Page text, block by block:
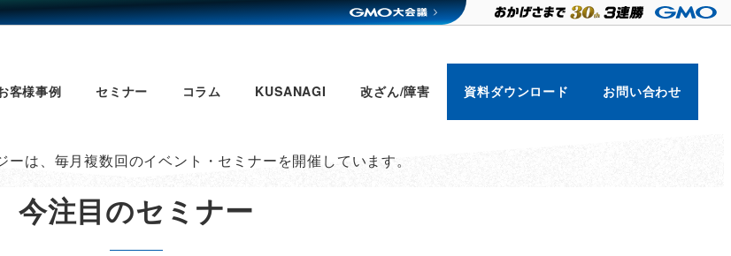
客様事例 セミナー コラム KUSANAGI 改ざん/障害 資料ダウンロード お問い合わせ
ーは、毎月複数回のイベント・セミナーを開催しています。
今注目のセミナー